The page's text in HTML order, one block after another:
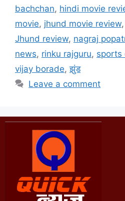
bachchan, hindi movie
movie, jhund movie review,
Jhund review, nagraj
news, rinku rajguru, sports
vijay borade,झुंड
Leave a comment